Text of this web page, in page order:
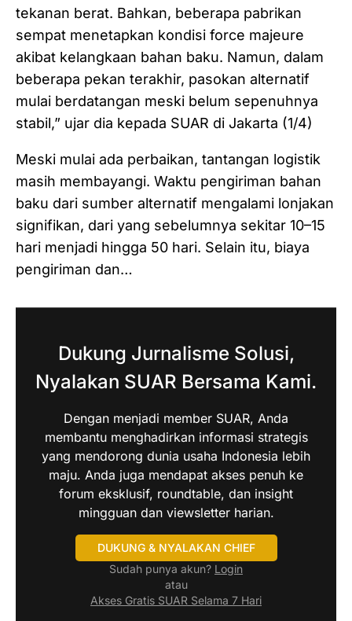
tekanan berat. Bahkan, beberapa pabrikan
sempat menetapkan kondisi force majeure
akibat kelangkaan bahan baku. Namun, dalam
beberapa pekan terakhir, pasokan alternatif
mulai berdatangan meski belum sepenuhnya
stabil,” ujar dia kepada SUAR di Jakarta (1/4)
Meski mulai ada perbaikan, tantangan logistik
masih membayangi. Waktu pengiriman bahan
baku dari sumber alternatif mengalami lonjakan
signifikan, dari yang sebelumnya sekitar 10–15
hari menjadi hingga 50 hari. Selain itu, biaya
pengiriman dan…
Dukung Jurnalisme Solusi,
Nyalakan SUAR Bersama Kami.
Dengan menjadi member SUAR, Anda
membantu menghadirkan informasi strategis
yang mendorong dunia usaha Indonesia lebih
maju. Anda juga mendapat akses penuh ke
forum eksklusif, roundtable, dan insight
mingguan dan viewsletter harian.
DUKUNG & NYALAKAN CHIEF
Sudah punya akun? Login
atau
Akses Gratis SUAR Selama 7 Hari